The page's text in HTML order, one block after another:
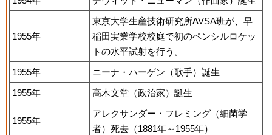
1955年
東京大学生産技術研究所AVSA班が、早
稲田実業学校校庭で初のペンシルロケッ
トの水平試射を行う。
1955年
ニーナ・ハーゲン（歌手）誕生
1955年
高木文堂（政治家）誕生
1955年
アレクサンダー・フレミング（細菌学
者）死去（1881年～1955年）